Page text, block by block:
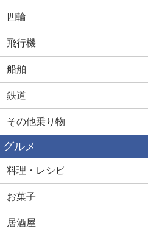
四輪
飛行機
船舶
鉄道
その他乗り物
グルメ
料理・レシピ
お菓子
居酒屋